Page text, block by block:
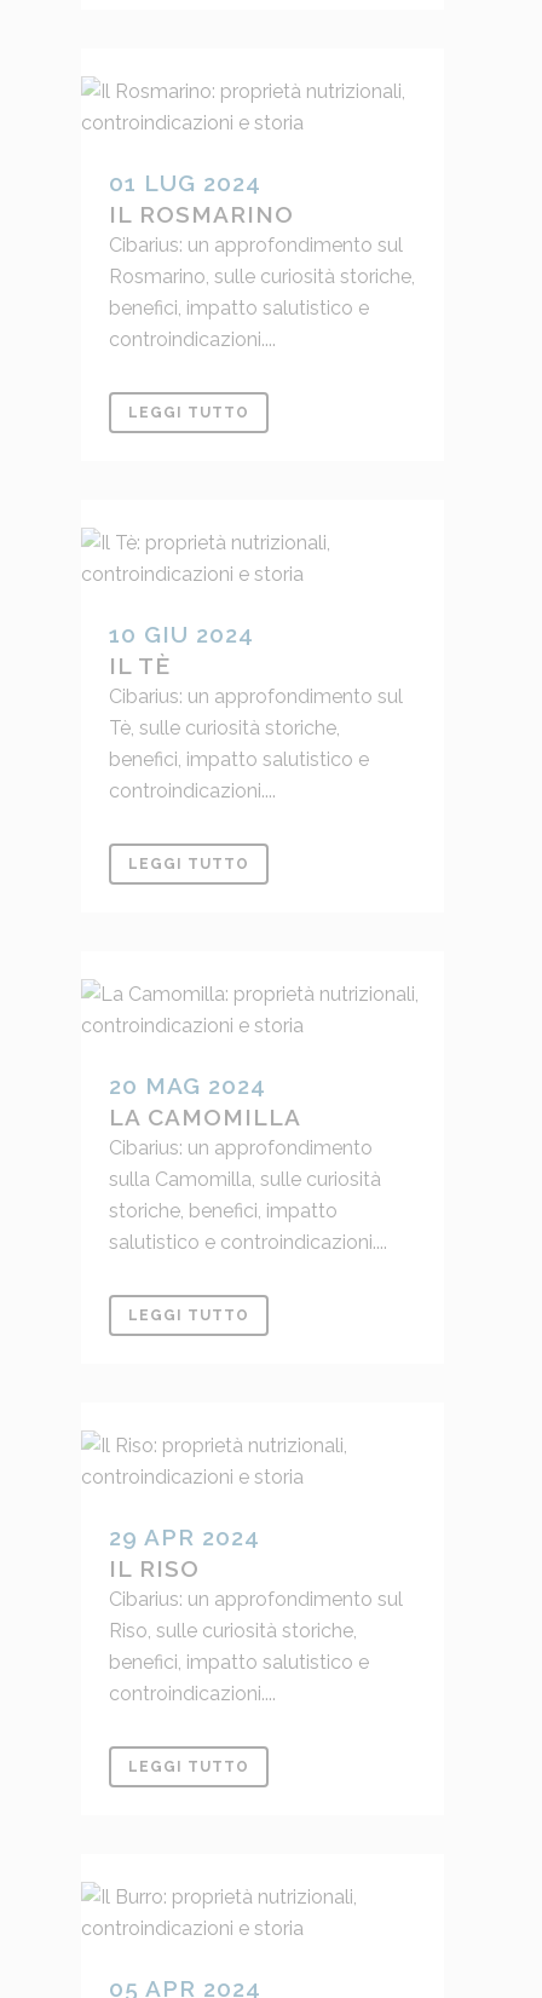
01 LUG 2024
IL ROSMARINO
Cibarius: un approfondimento sul
Rosmarino, sulle curiosità storiche,
benefici, impatto salutistico e
controindicazioni....
LEGGI TUTTO
10 GIU 2024
IL TÈ
Cibarius: un approfondimento sul
Tè, sulle curiosità storiche,
benefici, impatto salutistico e
controindicazioni....
LEGGI TUTTO
20 MAG 2024
LA CAMOMILLA
Cibarius: un approfondimento
sulla Camomilla, sulle curiosità
storiche, benefici, impatto
salutistico e controindicazioni....
LEGGI TUTTO
29 APR 2024
IL RISO
Cibarius: un approfondimento sul
Riso, sulle curiosità storiche,
benefici, impatto salutistico e
controindicazioni....
LEGGI TUTTO
05 APR 2024